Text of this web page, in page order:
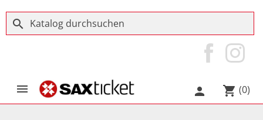
search
 shopping_cart (0)
